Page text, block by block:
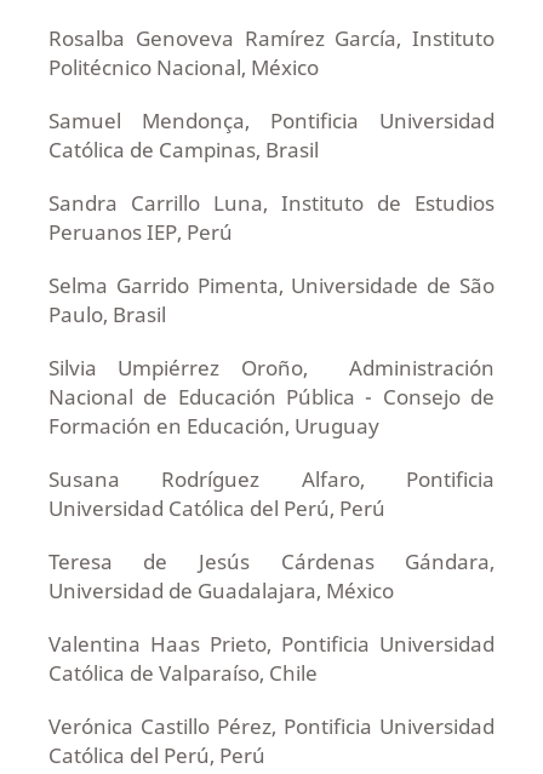
Rosalba Genoveva Ramírez García, Instituto
Politécnico Nacional, México
Samuel Mendonça, Pontificia Universidad
Católica de Campinas, Brasil
Sandra Carrillo Luna, Instituto de Estudios
Peruanos IEP, Perú
Selma Garrido Pimenta, Universidade de São
Paulo, Brasil
Silvia Umpiérrez Oroño, Administración
Nacional de Educación Pública - Consejo de
Formación en Educación, Uruguay
Susana Rodríguez Alfaro, Pontificia
Universidad Católica del Perú, Perú
Teresa de Jesús Cárdenas Gándara,
Universidad de Guadalajara, México
Valentina Haas Prieto, Pontificia Universidad
Católica de Valparaíso, Chile
Verónica Castillo Pérez, Pontificia Universidad
Católica del Perú, Perú